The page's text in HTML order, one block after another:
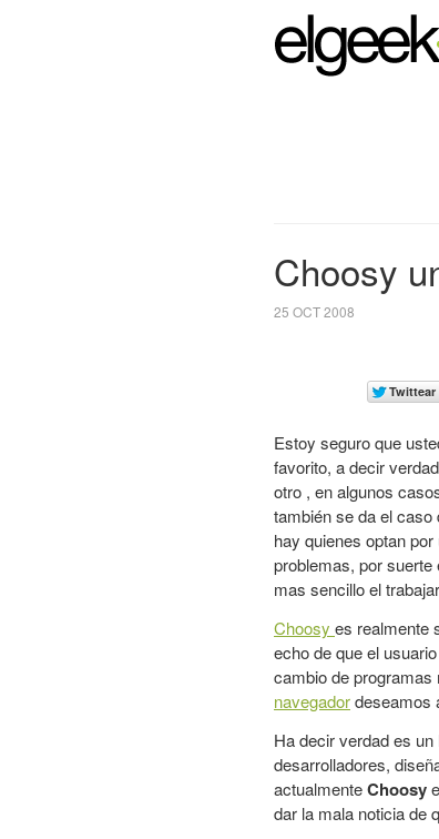
Choosy
25 OCT 2008
Estoy seguro que
favorito, a decir
otro , en algunos
también se da el caso
hay quienes optan
problemas, por suerte
mas sencillo el
Choosy es realmente
echo de que el
cambio de programas
navegadordeseamos
Ha decir verdad es
desarrolladores,
actualmenteChoosy
dar la mala noticia de